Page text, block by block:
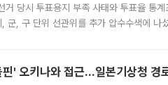
거 당시 투표용지 부족 사태와 투표율 통
, 군, 구 단위 선관위를 추가 압수수색에
' 오키나와 접근…일본기상청 경